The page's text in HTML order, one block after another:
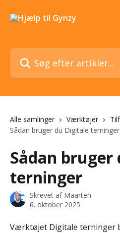
Søg efter artikler...
Alle samlinger Værktøjer
Sådan bruger du Digitale terninger
Sådan
terninger
Skrevet af Maarten
6. oktober 2025
Værktøjet Digitale terninger